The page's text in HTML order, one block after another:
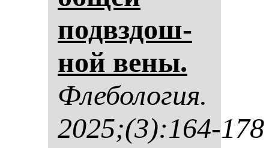
подвздош­
ной ве­ны.
Фле­бо­ло­гия.
2025;(3):164-178